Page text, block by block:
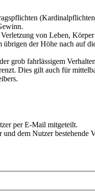
von Leben,
der Höhe nach auf
grob fahrlässigem
Dies gilt auch für
per E-Mail mitgeteilt.
dem Nutzer bestehende